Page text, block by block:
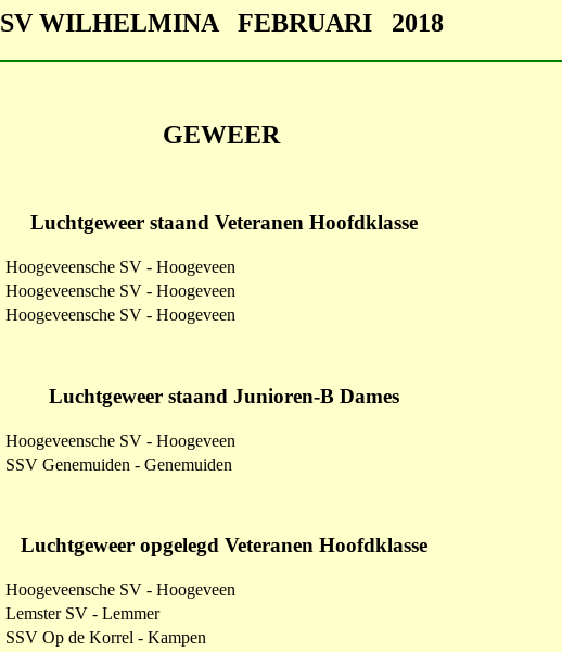
SV WILHELMINA FEBRUARI 2018
GEWEER
Luchtgeweer staand Veteranen Hoofdklasse
Hoogeveensche SV - Hoogeveen
Hoogeveensche SV - Hoogeveen
Hoogeveensche SV - Hoogeveen
Luchtgeweer staand Junioren-B Dames
Hoogeveensche SV - Hoogeveen
SSV Genemuiden - Genemuiden
Luchtgeweer opgelegd Veteranen Hoofdklasse
Hoogeveensche SV - Hoogeveen
Lemster SV - Lemmer
SSV Op de Korrel - Kampen